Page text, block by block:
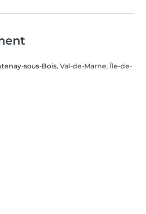
sous-Bois, Val-de-Marne, Île-de-